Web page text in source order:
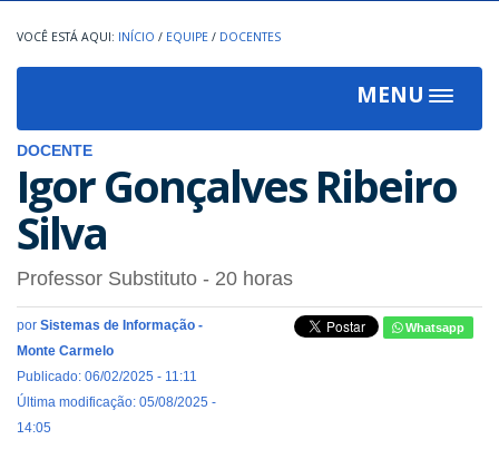
INÍCIO / EQUIPE / DOCENTES
MENU
Toggle
DOCENTE
Igor Gonçalves Ribeiro
Silva
Professor Substituto - 20 horas
por Sistemas de Informação -
Monte Carmelo
Publicado: 06/02/2025 - 11:11
Última modificação: 05/08/2025 -
14:05
Whatsapp